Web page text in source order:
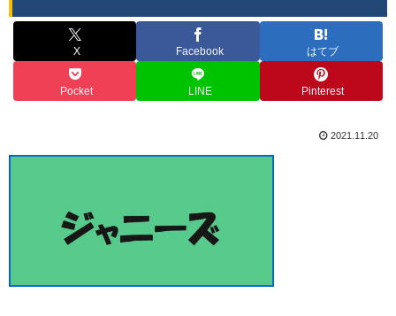
X Facebook はてブ
Pocket LINE Pinterest
2021.11.20